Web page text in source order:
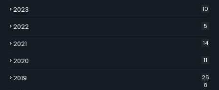
2023 10
2022 5
2021 14
2020 11
2019
26
8